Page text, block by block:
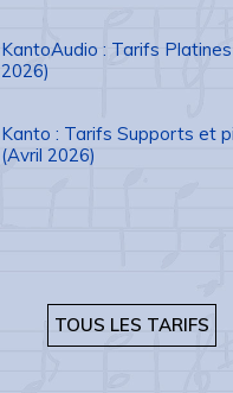
KantoAudio : Tarifs
2026)
Kanto : Tarifs Supports et
(Avril 2026)
TOUS LES TARIFS